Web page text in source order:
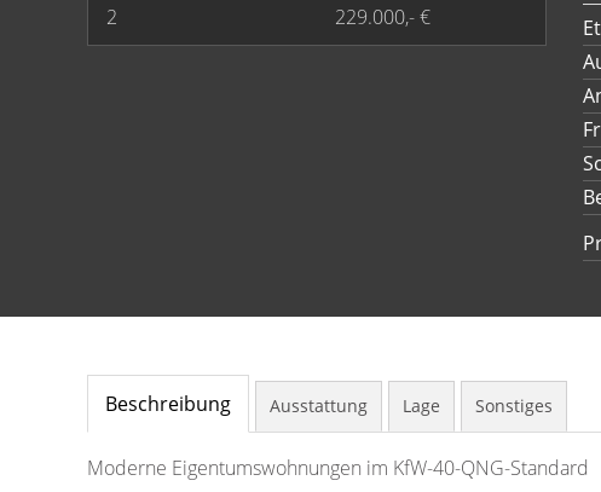
2
229.000,- €
Beschreibung Ausstattung Lage Sonstiges
Moderne Eigentumswohnungen im KfW-40-QNG-Standard